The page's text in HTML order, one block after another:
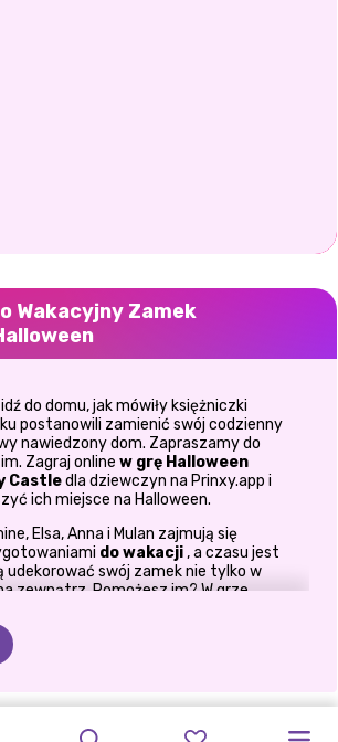
Wakacyjny Zamek
do domu, jak mówiły księżniczki
postanowili zamienić swój codzienny
nawiedzony dom. Zapraszamy do
Zagraj online w grę Halloween
Castledla dziewczyn na Prinxy.app i
ich miejsce na Halloween.
Elsa, Anna i Mulan zajmują się
do wakacji, a czasu jest
udekorować swój zamek nie tylko w
zewnątrz. Pomożesz im? W grze
przerażających dekoracji,
by wystraszyć ich zamek na czas
pysznymi cukierkami do ich cukierków.
UPIORNY